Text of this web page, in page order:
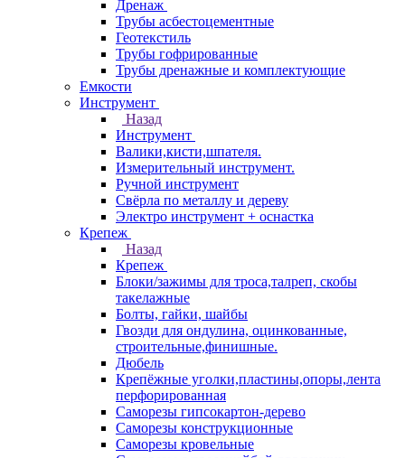
Дренаж
Трубы асбестоцементные
Геотекстиль
Трубы гофрированные
Трубы дренажные и комплектующие
Емкости
Инструмент
Назад
Инструмент
Валики,кисти,шпателя.
Измерительный инструмент.
Ручной инструмент
Свёрла по металлу и дереву
Электро инструмент + оснастка
Крепеж
Назад
Крепеж
Блоки/зажимы для троса,талреп, скобы
такелажные
Болты, гайки, шайбы
Гвозди для ондулина, оцинкованные,
строительные,финишные.
Дюбель
Крепёжные уголки,пластины,опоры,лента
перфорированная
Саморезы гипсокартон-дерево
Саморезы конструкционные
Саморезы кровельные